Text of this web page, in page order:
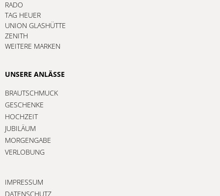
RADO
TAG HEUER
UNION GLASHÜTTE
ZENITH
WEITERE MARKEN
UNSERE ANLÄSSE
BRAUTSCHMUCK
GESCHENKE
HOCHZEIT
JUBILÄUM
MORGENGABE
VERLOBUNG
IMPRESSUM
DATENSCHUTZ